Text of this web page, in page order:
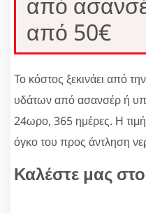
από 50€
Το κόστος ξεκινάει από
υδάτων από ασανσέρ ή
24ωρο, 365 ημέρες. Η
όγκο του προς άντληση
Καλέστε μας στο